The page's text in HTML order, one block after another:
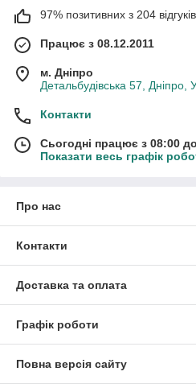
97% позитивних з 204
Працює з 08.12.2011
м. Дніпро
Детальбудівська 57, Дніпро,
Контакти
Сьогодні працює з 08:00
Показати весь графік
Про нас
Контакти
Доставка та оплата
Графік роботи
Повна версія сайту